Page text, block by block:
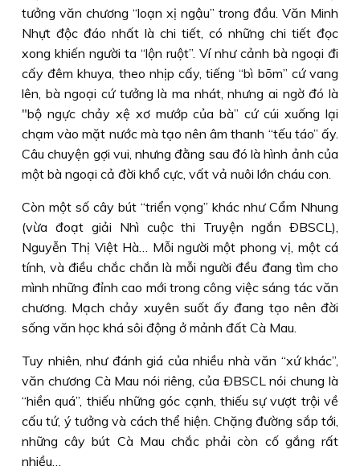
tưởng văn chương “loạn xị ngậu” trong đầu. Văn Minh
Nhựt độc đáo nhất là chi tiết, có những chi tiết đọc
xong khiến người ta “lộn ruột”. Ví như cảnh bà ngoại đi
cấy đêm khuya, theo nhịp cấy, tiếng “bì bõm” cứ vang
lên, bà ngoại cứ tưởng là ma nhát, nhưng ai ngờ đó là
"bộ ngực chảy xệ xơ mướp của bà” cứ cúi xuống lại
chạm vào mặt nước mà tạo nên âm thanh “tếu táo” ấy.
Câu chuyện gợi vui, nhưng đằng sau đó là hình ảnh của
một bà ngoại cả đời khổ cực, vất vả nuôi lớn cháu con.
Còn một số cây bút “triển vọng” khác như Cẩm Nhung
(vừa đoạt giải Nhì cuộc thi Truyện ngắn ÐBSCL),
Nguyễn Thị Việt Hà… Mỗi người một phong vị, một cá
tính, và điều chắc chắn là mỗi người đều đang tìm cho
mình những đỉnh cao mới trong công việc sáng tác văn
chương. Mạch chảy xuyên suốt ấy đang tạo nên đời
sống văn học khá sôi động ở mảnh đất Cà Mau.
Tuy nhiên, như đánh giá của nhiều nhà văn “xứ khác”,
văn chương Cà Mau nói riêng, của ÐBSCL nói chung là
“hiền quá”, thiếu những góc cạnh, thiếu sự vượt trội về
cấu tứ, ý tưởng và cách thể hiện. Chặng đường sắp tới,
những cây bút Cà Mau chắc phải còn cố gắng rất
nhiều…